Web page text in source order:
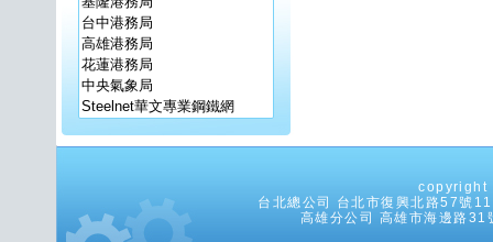
copyright
台北總公司 台北市復興北路57
高雄分公司 高雄市海邊路